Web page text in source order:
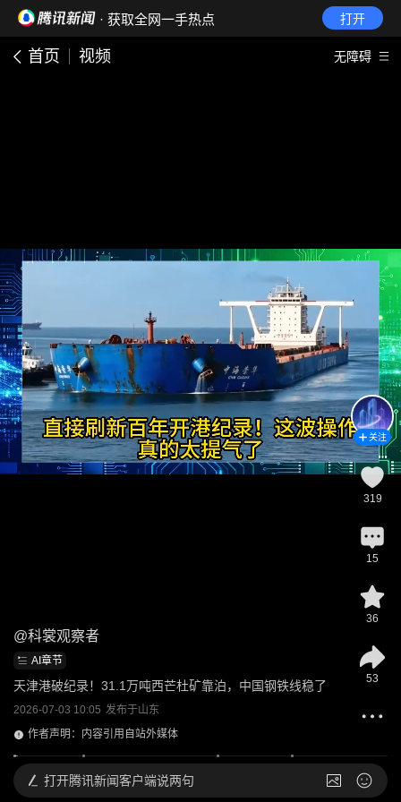
· 获取全网一手热点 打开
首页 视频 无障碍
@科裳观察者
AI章节
天津港破纪录！31.1万吨西芒杜矿靠泊，中国钢铁线稳了
2026-07-03 10:05 发布于山东
作者声明：内容引用自站外媒体
关注
319
15
36
53
打开腾讯新闻客户端说两句